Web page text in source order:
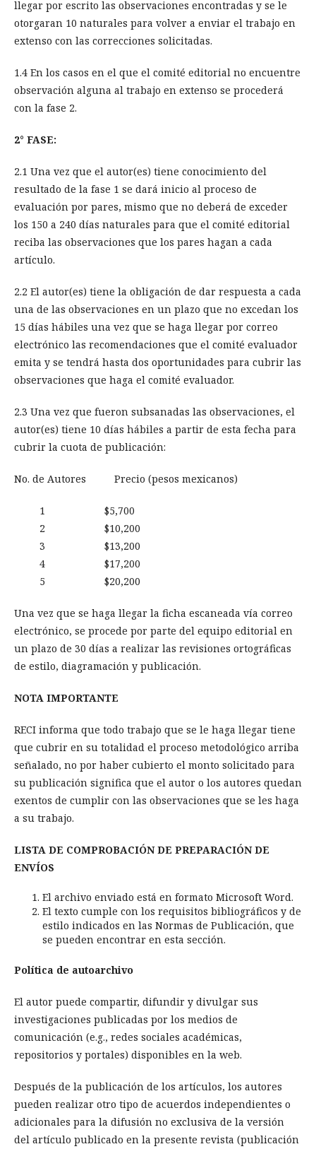
llegar por escrito las observaciones encontradas y se le
otorgaran 10 naturales para volver a enviar el trabajo en
extenso con las correcciones solicitadas.
1.4 En los casos en el que el comité editorial no encuentre
observación alguna al trabajo en extenso se procederá
con la fase 2.
2° FASE:
2.1 Una vez que el autor(es) tiene conocimiento del
resultado de la fase 1 se dará inicio al proceso de
evaluación por pares, mismo que no deberá de exceder
los 150 a 240 días naturales para que el comité editorial
reciba las observaciones que los pares hagan a cada
artículo.
2.2 El autor(es) tiene la obligación de dar respuesta a cada
una de las observaciones en un plazo que no excedan los
15 días hábiles una vez que se haga llegar por correo
electrónico las recomendaciones que el comité evaluador
emita y se tendrá hasta dos oportunidades para cubrir las
observaciones que haga el comité evaluador.
2.3 Una vez que fueron subsanadas las observaciones, el
autor(es) tiene 10 días hábiles a partir de esta fecha para
cubrir la cuota de publicación:
No. de Autores Precio (pesos mexicanos)
1 $5,700
2 $10,200
3 $13,200
4 $17,200
5 $20,200
Una vez que se haga llegar la ficha escaneada vía correo
electrónico, se procede por parte del equipo editorial en
un plazo de 30 días a realizar las revisiones ortográficas
de estilo, diagramación y publicación.
NOTA IMPORTANTE
RECI informa que todo trabajo que se le haga llegar tiene
que cubrir en su totalidad el proceso metodológico arriba
señalado, no por haber cubierto el monto solicitado para
su publicación significa que el autor o los autores quedan
exentos de cumplir con las observaciones que se les haga
a su trabajo.
LISTA DE COMPROBACIÓN DE PREPARACIÓN DE
ENVÍOS
El archivo enviado está en formato Microsoft Word.
El texto cumple con los requisitos bibliográficos y de
estilo indicados en las Normas de Publicación, que
se pueden encontrar en esta sección.
Política de autoarchivo
El autor puede compartir, difundir y divulgar sus
investigaciones publicadas por los medios de
comunicación (e.g., redes sociales académicas,
repositorios y portales) disponibles en la web.
Después de la publicación de los artículos, los autores
pueden realizar otro tipo de acuerdos independientes o
adicionales para la difusión no exclusiva de la versión
del artículo publicado en la presente revista (publicación